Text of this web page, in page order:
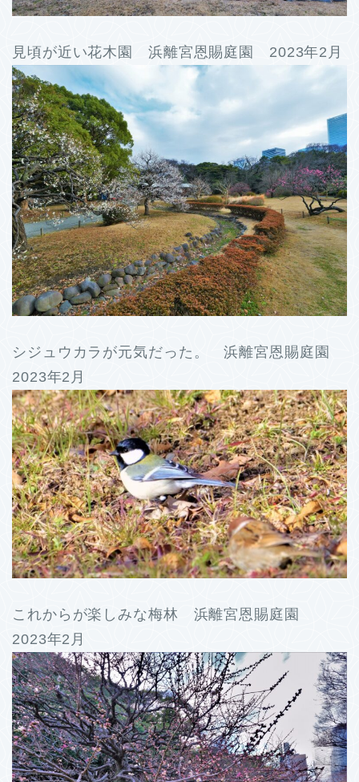
見頃が近い花木園 浜離宮恩賜庭園 2023年2月
シジュウカラが元気だった。 浜離宮恩賜庭園
2023年2月
これからが楽しみな梅林 浜離宮恩賜庭園
2023年2月